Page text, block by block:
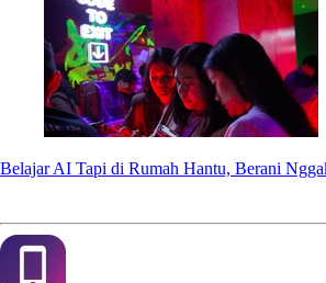
Belajar AI Tapi di Rumah Hantu, Berani